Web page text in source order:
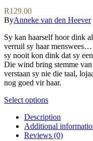
chosen
on
the
product
page
The
options
may
be
chosen
on
the
product
R129.00
ByAnneke van den Heever
Sy kan haarself hoor dink
verruil sy haar
sy nooit kon dink dat sy
Die wind bring stemme
verstaan sy nie die taal,
nog goed vir haar.
Select optionsThis
has
multiple
variants.
Description
Additional
Reviews (0)